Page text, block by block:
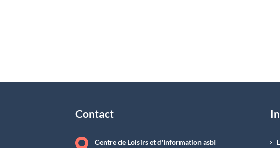
Contact
Centre de Loisirs et d'Information asbI